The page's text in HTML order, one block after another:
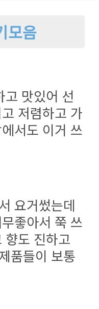
모음
고 맛있어 선
저렴하고 가
서도 이거 쓰
요거썼는데
좋아서 쭉 쓰
향도 진하고
품들이 보통